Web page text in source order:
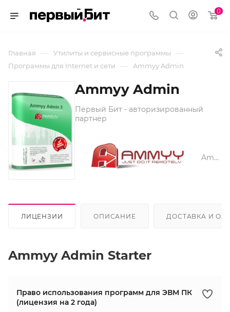
0
Главная — Утилиты и сервисные программы —
Программы для Internet и сети — Ammyy Admin
Ammyy Admin
Первый Бит - авторизированный
партнер
Ammyy
ЛИЦЕНЗИИ ОПИСАНИЕ ДОСТАВКА И
Ammyy Admin Starter
Право использования программ для ЭВМ ПК
(лицензия на 2 года)